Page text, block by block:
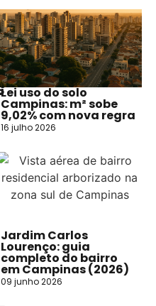
Lei uso do solo
Campinas: m² sobe
9,02% com nova regra
16 julho 2026
Jardim Carlos
Lourenço: guia
completo do bairro
em Campinas (2026)
09 junho 2026